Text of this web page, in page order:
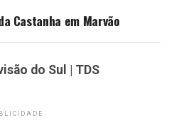
Castanha em Marvão
do Sul | TDS